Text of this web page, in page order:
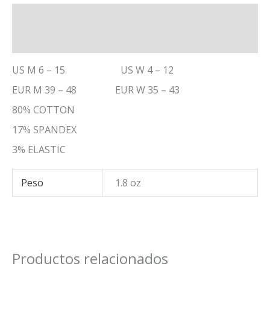
US M 6 – 15 US W 4 – 12
EUR M 39 – 48 EUR W 35 – 43
80% COTTON
17% SPANDEX
3% ELASTIC
Peso 1.8 oz
Productos relacionados